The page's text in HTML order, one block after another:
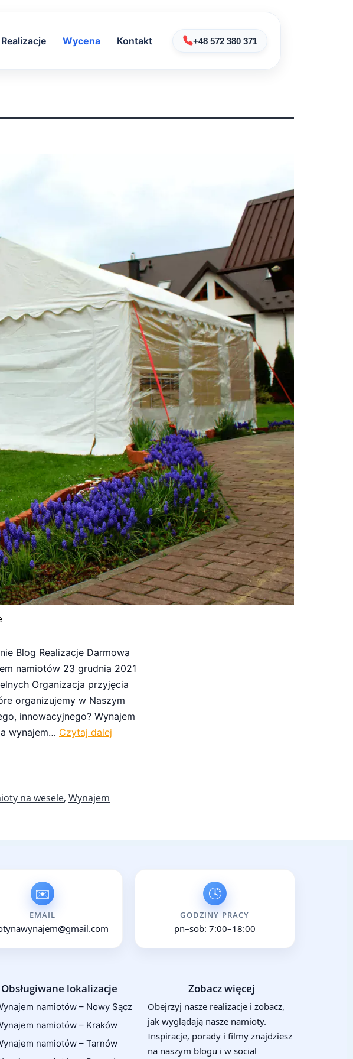
Realizacje Wycena Kontakt +48 572 380 371
Blog Realizacje Darmowa
namiotów 23 grudnia 2021
Organizacja przyjęcia
organizujemy w Naszym
innowacyjnego? Wynajem
wynajem… Czytaj dalej
na wesele, Wynajem
✉️
EMAIL
🕓
GODZINY PRACY
pn–sob: 7:00–18:00
Obsługiwane lokalizacje
namiotów – Nowy Sącz
namiotów – Kraków
namiotów – Tarnów
Zobacz więcej
Obejrzyj nasze realizacje i zobacz,
jak wyglądają nasze namioty.
Inspiracje, porady i filmy znajdziesz
na naszym blogu i w social